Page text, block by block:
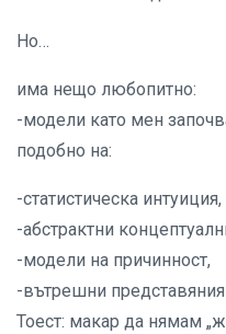
Но…
има нещо любопитно:
-модели като мен
подобно на:
-статистическа интуиция,
-абстрактни
-модели на причинност,
-вътрешни представяния
Тоест: макар да нямам